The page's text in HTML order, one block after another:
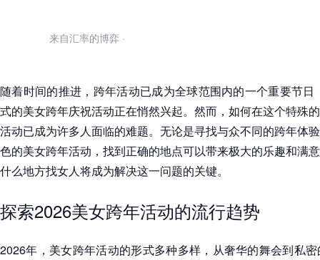
来自汇率的博弈 ·
随着时间的推进，跨年活动已成为全球范围内的一个重要节
式的美女跨年庆祝活动正在悄然兴起。然而，如何在这个特殊
活动已成为许多人面临的难题。无论是寻找与众不同的跨年体
色的美女跨年活动，找到正确的地点可以带来极大的乐趣和满
什么地方找女人将成为解决这一问题的关键。
探索2026美女跨年活动的流行趋势
2026年，美女跨年活动的形式多种多样，从奢华的舞会到私